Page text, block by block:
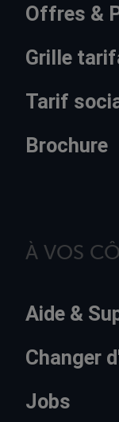
Offres &
Grille
Tarif
Brochure
À VOS
Aide &
Changer
Jobs